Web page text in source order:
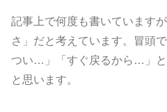
記事上で何度も書いています
さ」だと考えています。冒頭
つい…」「すぐ戻るから…」
と思います。